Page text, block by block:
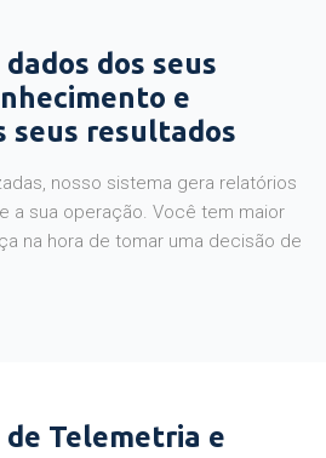
dos seus
e
seus resultados
nosso sistema gera relatórios
a sua operação. Você tem maior
na hora de tomar uma decisão de
de Telemetria e